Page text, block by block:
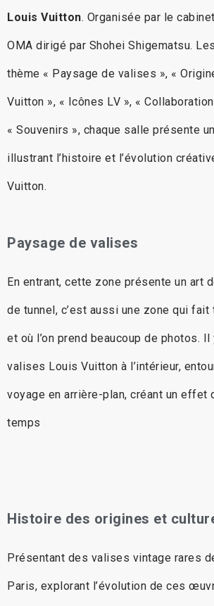
Louis Vuitton. Organisée par le
OMA dirigé par Shohei Shigematsu.
thème « Paysage de valises », «
Vuitton », « Icônes LV », «
« Souvenirs », chaque salle présente
illustrant l’histoire et l’évolution
Vuitton.
Paysage de valises
En entrant, cette zone présente un art
de tunnel, c’est aussi une zone qui
et où l’on prend beaucoup de photos.
valises Louis Vuitton à l’intérieur,
voyage en arrière-plan, créant un effet
temps
Histoire des origines et
Présentant des valises vintage rares
Paris, explorant l’évolution de ces